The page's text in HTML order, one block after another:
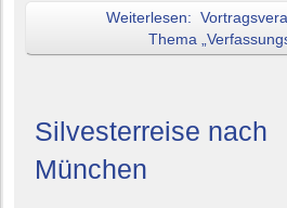
Weiterlesen:
Thema
Silvesterreise nach
München